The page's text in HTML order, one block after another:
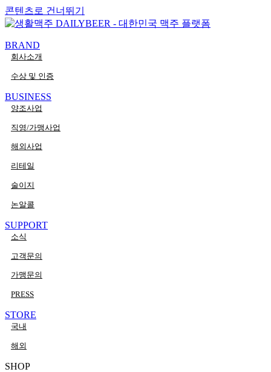
콘텐츠로 건너뛰기
PaperLogy
BRAND
회사소개
수상 및 인증
BUSINESS
양조사업
직영/가맹사업
해외사업
리테일
술이지
논알콜
SUPPORT
소식
고객문의
가맹문의
PRESS
STORE
국내
해외
SHOP